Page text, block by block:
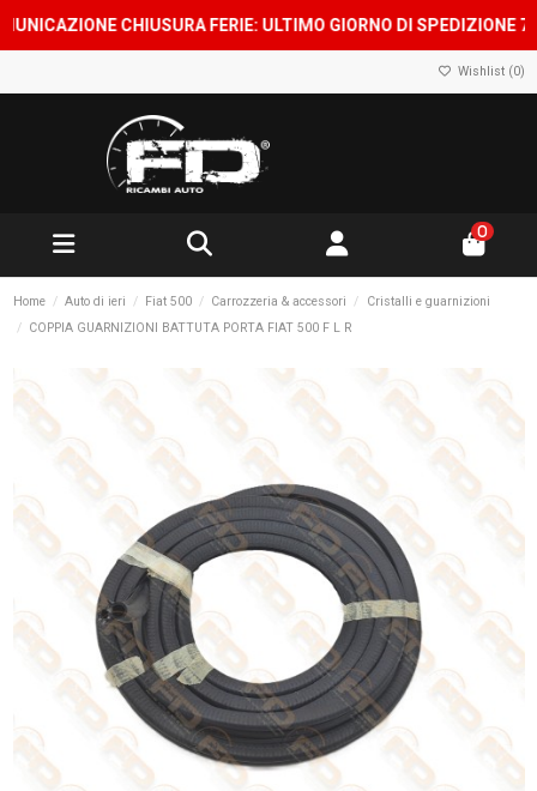
CHIUSURA FERIE: ULTIMO GIORNO DI SPEDIZIONE 7
Wishlist (0)
0
Home Auto di ieri Fiat 500 Carrozzeria & accessori
Cristalli e guarnizioni
COPPIA GUARNIZIONI BATTUTA PORTA FIAT 500 F L R